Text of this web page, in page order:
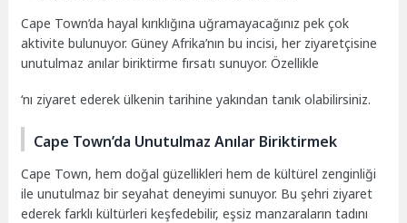
Cape Town’da hayal kırıklığına uğramayacağınız pek çok
aktivite bulunuyor. Güney Afrika’nın bu incisi, her ziyaretçisine
unutulmaz anılar biriktirme fırsatı sunuyor. Özellikle
‘nı ziyaret ederek ülkenin tarihine yakından tanık olabilirsiniz.
Cape Town’da Unutulmaz Anılar Biriktirmek
Cape Town, hem doğal güzellikleri hem de kültürel zenginliği
ile unutulmaz bir seyahat deneyimi sunuyor. Bu şehri ziyaret
ederek farklı kültürleri keşfedebilir, eşsiz manzaraların tadını